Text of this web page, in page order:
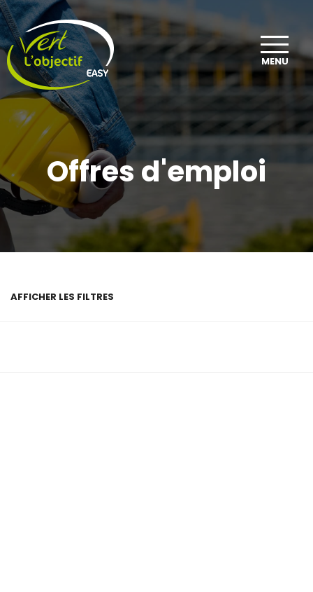
MENU
Offres d'emploi
AFFICHER LES FILTRES